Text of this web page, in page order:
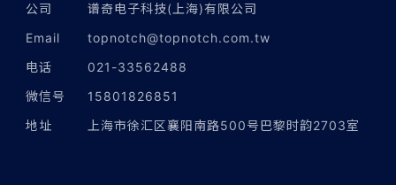
公司
谱奇电子科技(上海)有限公司
Email
topnotch@topnotch.com.tw
电话
021-33562488
微信号
15801826851
地址
上海市徐汇区襄阳南路500号巴黎时韵2703室